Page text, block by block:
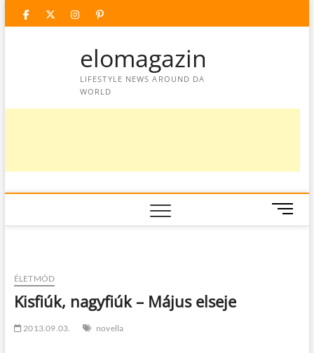
facebooktwitter
instagram
googleplus
pinterest
elomagazin
LIFESTYLE NEWS AROUND DA
WORLD
M
e
ÉLETMÓD
Kisfiúk, nagyfiúk – Május elseje
2013.09.03. novella